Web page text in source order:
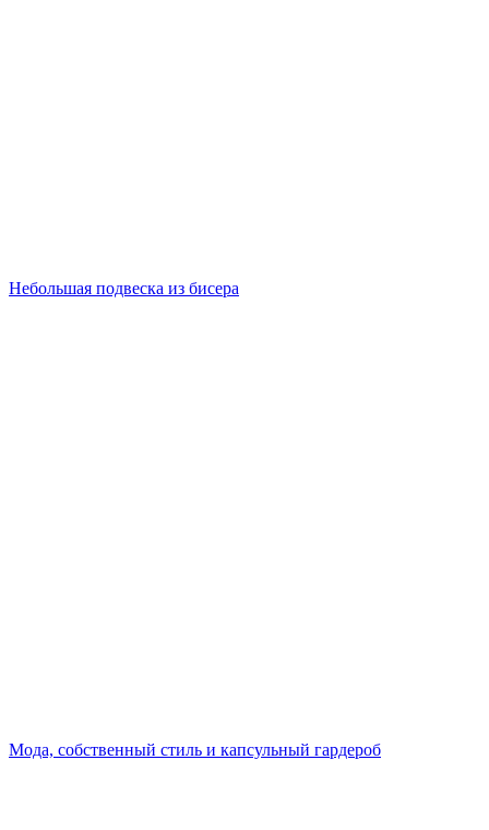
Небольшая подвеска из бисера
Мода, собственный стиль и капсульный гардероб